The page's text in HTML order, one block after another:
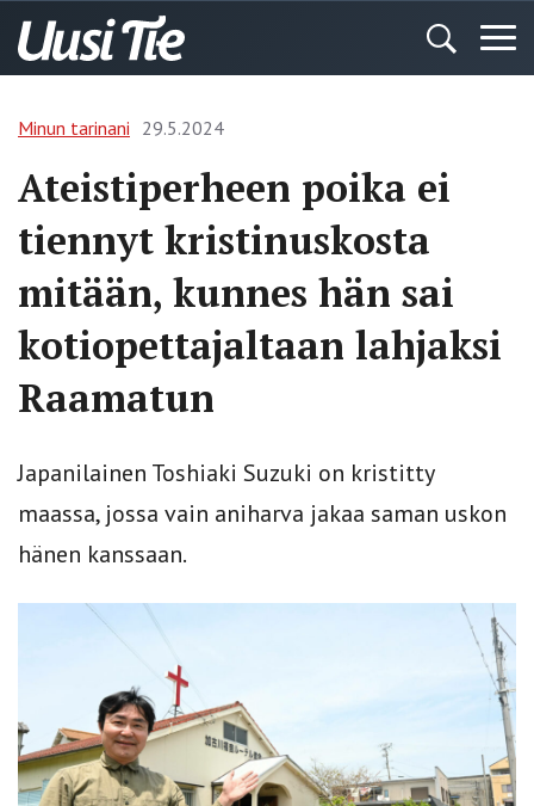
Minun tarinani 29.5.2024
Ateistiperheen poika ei
tiennyt kristinuskosta
mitään, kunnes hän sai
kotiopettajaltaan lahjaksi
Raamatun
Japanilainen Toshiaki Suzuki on kristitty
maassa, jossa vain aniharva jakaa saman uskon
hänen kanssaan.